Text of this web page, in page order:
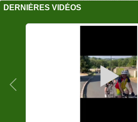
DERNIÈRES VIDÉOS
Précedent